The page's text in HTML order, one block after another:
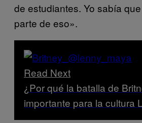
de estudiantes. Yo sabía
parte de eso».
Read Next
¿Por qué la batalla de
importante para la cultura